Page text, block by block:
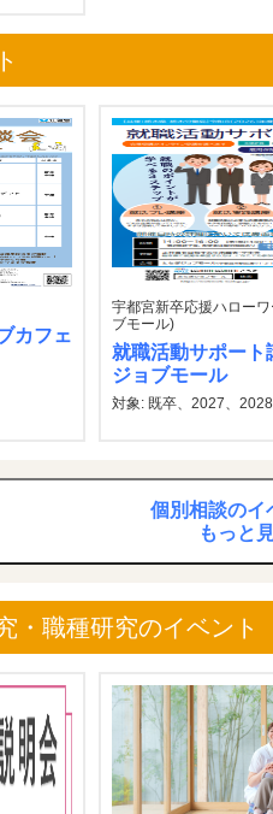
カフェ
宇都宮新卒応援ハロー
ブモール)
就職活動サポー
ジョブモール
対象: 既卒、2027、
個別相談のイ
もっと
・職種研究のイベント